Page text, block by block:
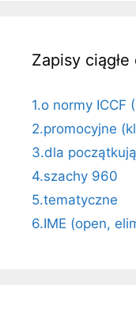
Zapisy
1.o normy ICCF
2.promocyjne
3.dla
4.szachy 960
5.tematyczne
6.IME (open,